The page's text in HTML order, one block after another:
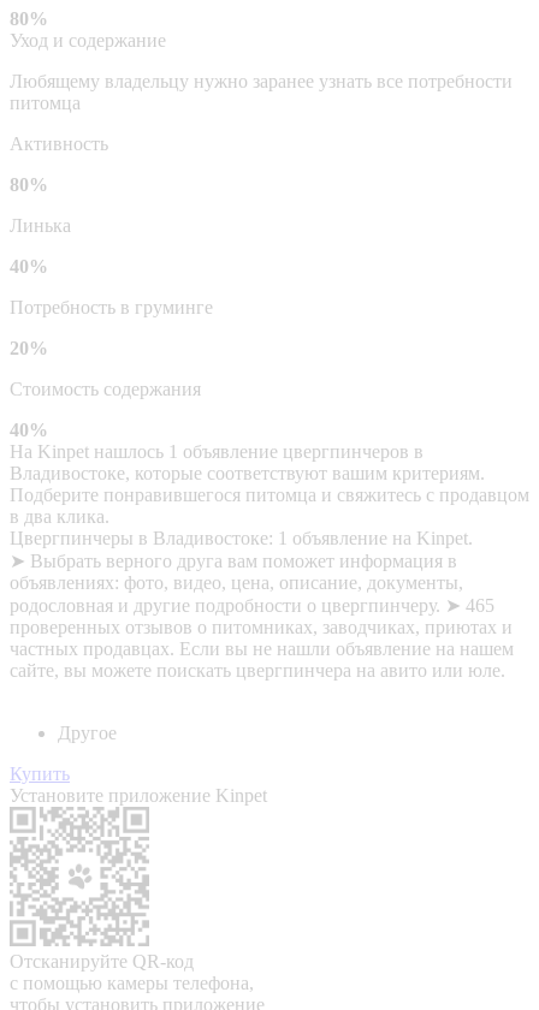
80%
Уход и содержание
Любящему владельцу нужно заранее узнать все потребности
питомца
Активность
80%
Линька
40%
Потребность в груминге
20%
Стоимость содержания
40%
На Kinpet нашлось 1 объявление цвергпинчеров в
Владивостоке, которые соответствуют вашим критериям.
Подберите понравившегося питомца и свяжитесь с продавцом
в два клика.
Цвергпинчеры в Владивостоке: 1 объявление на Kinpet.
➤ Выбрать верного друга вам поможет информация в
объявлениях: фото, видео, цена, описание, документы,
родословная и другие подробности о цвергпинчеру. ➤ 465
проверенных отзывов о питомниках, заводчиках, приютах и
частных продавцах. Если вы не нашли объявление на нашем
сайте, вы можете поискать цвергпинчера на авито или юле.
Другое
Купить
Установите приложение Kinpet
Отсканируйте QR-код
с помощью камеры телефона,
чтобы установить приложение